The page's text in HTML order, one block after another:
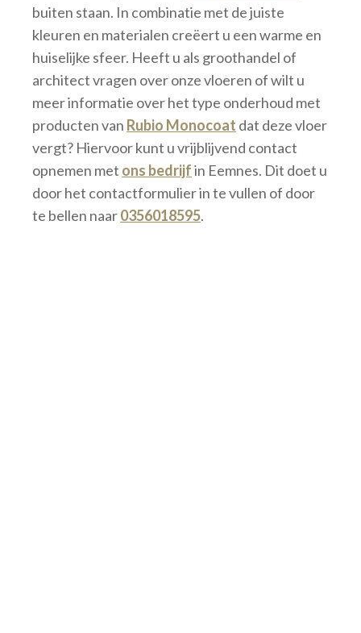
buiten staan. In combinatie met de juiste
kleuren en materialen creëert u een warme en
huiselijke sfeer. Heeft u als groothandel of
architect vragen over onze vloeren of wilt u
meer informatie over het type onderhoud met
producten van Rubio Monocoat dat deze vloer
vergt? Hiervoor kunt u vrijblijvend contact
opnemen met ons bedrijfin Eemnes. Dit doet u
door het contactformulier in te vullen of door
te bellen naar0356018595.